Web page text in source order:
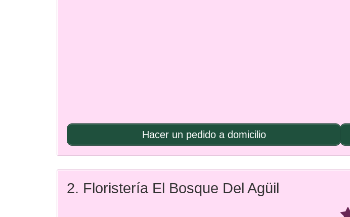
Hacer un pedido a domicilio
2. Floristería El Bosque Del Agüil